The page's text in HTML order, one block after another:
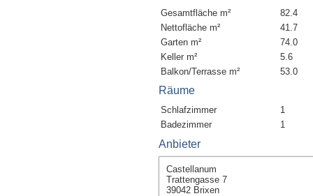
Gesamtfläche m²
82.4
Nettofläche m²
41.7
Garten m²
74.0
Keller m²
5.6
Balkon/Terrasse m²
53.0
Räume
Schlafzimmer
1
Badezimmer
1
Anbieter
Castellanum
Trattengasse 7
39042 Brixen